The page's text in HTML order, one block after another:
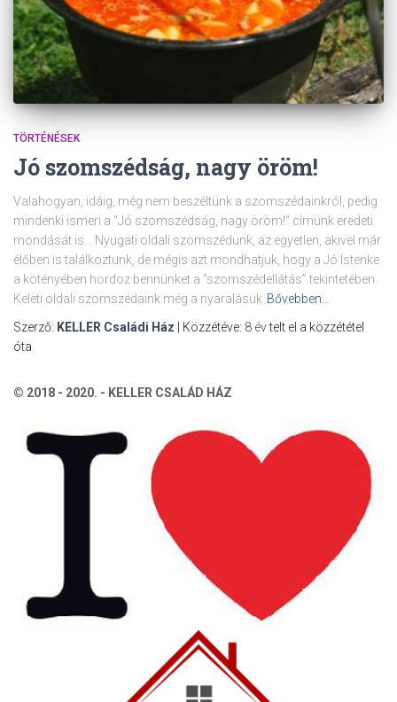
TÖRTÉNÉSEK
Jó szomszédság, nagy öröm!
Valahogyan, idáig, még nem beszéltünk a szomszédainkról, pedig
mindenki ismeri a “Jó szomszédság, nagy öröm!” címünk eredeti
mondását is… Nyugati oldali szomszédunk, az egyetlen, akivel már
élőben is találkoztunk, de mégis azt mondhatjuk, hogy a Jó Istenke
a kötényében hordoz bennünket a “szomszédellátás” tekintetében.
Keleti oldali szomszédaink még a nyaralásuk Bővebben…
Szerző: KELLER Családi Ház | Közzétéve: 8 évtelt el a közzététel
óta
© 2018 - 2020. - KELLER CSALÁD HÁZ